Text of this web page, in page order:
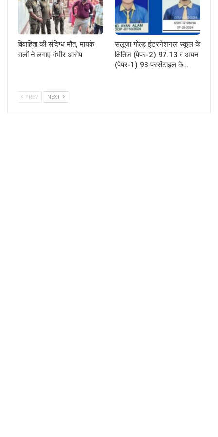
विवाहिता की संदिग्ध मौत, मायके
वालों ने लगाए गंभीर आरोप
सलूजा गोल्ड इंटरनेशनल स्कूल के
क्षितिज (पेपर-2) 97.13 व अयन
(पेपर-1) 93 परसेंटाइल के…
PREV NEXT